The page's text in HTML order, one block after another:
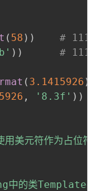
( 58 ) )
#
) ) #
( 3.1415926 )
, '8.3f' ) )
用美元符作为占位符
的类Template并使